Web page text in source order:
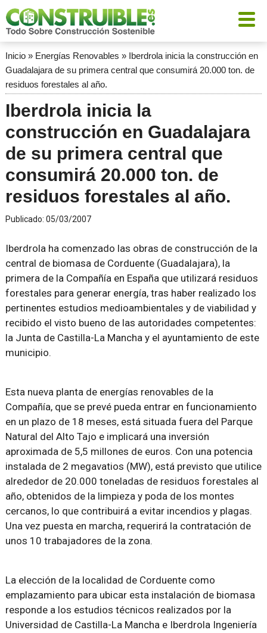
Inicio» Energías Renovables » Iberdrola inicia la construcción en
Guadalajara de su primera central que consumirá 20.000 ton. de
residuos forestales al año.
Iberdrola inicia la
construcción en Guadalajara
de su primera central que
consumirá 20.000 ton. de
residuos forestales al año.
Publicado: 05/03/2007
Iberdrola ha comenzado las obras de construcción de la
central de biomasa de Corduente (Guadalajara), la
primera de la Compañía en España que utilizará residuos
forestales para generar energía, tras haber realizado los
pertinentes estudios medioambientales y de viabilidad y
recibido el visto bueno de las autoridades competentes:
la Junta de Castilla-La Mancha y el ayuntamiento de este
municipio.
Esta nueva planta de energías renovables de la
Compañía, que se prevé pueda entrar en funcionamiento
en un plazo de 18 meses, está situada fuera del Parque
Natural del Alto Tajo e implicará una inversión
aproximada de 5,5 millones de euros. Con una potencia
instalada de 2 megavatios (MW), está previsto que utilice
alrededor de 20.000 toneladas de residuos forestales al
año, obtenidos de la limpieza y poda de los montes
cercanos, lo que contribuirá a evitar incendios y plagas.
Una vez puesta en marcha, requerirá la contratación de
unos 10 trabajadores de la zona.
La elección de la localidad de Corduente como
emplazamiento para ubicar esta instalación de biomasa
responde a los estudios técnicos realizados por la
Universidad de Castilla-La Mancha e Iberdrola Ingeniería